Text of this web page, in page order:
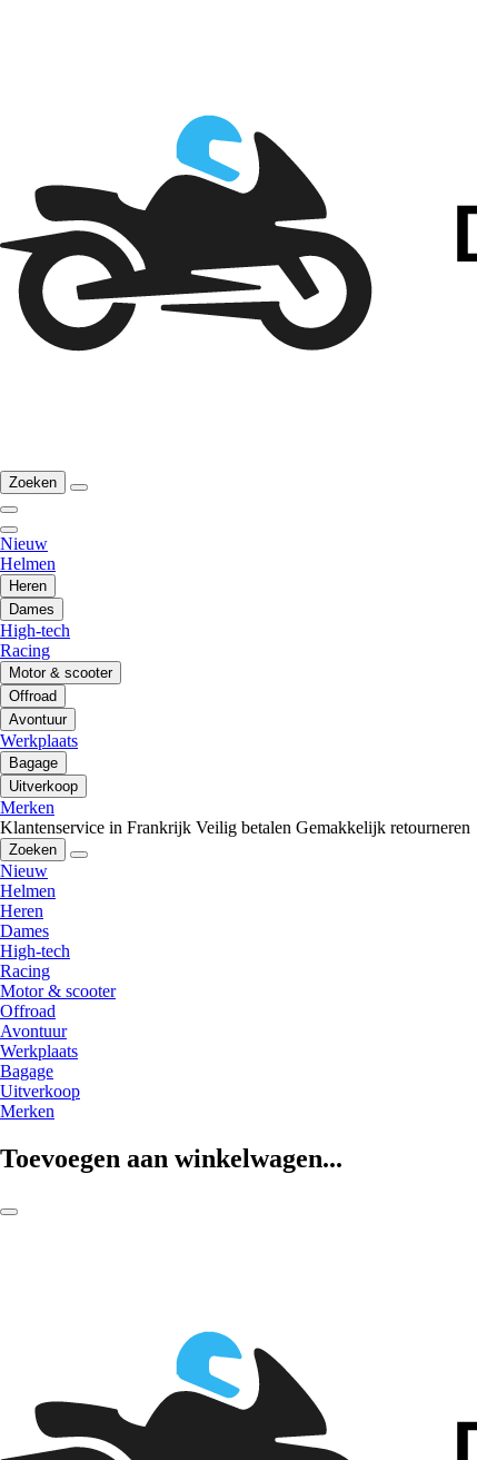
Zoeken
Nieuw
Helmen
Heren
Dames
High-tech
Racing
Motor & scooter
Offroad
Avontuur
Werkplaats
Bagage
Uitverkoop
Merken
Klantenservice in Frankrijk Veilig betalen Gemakkelijk retourneren
Zoeken
Nieuw
Helmen
Heren
Dames
High-tech
Racing
Motor & scooter
Offroad
Avontuur
Werkplaats
Bagage
Uitverkoop
Merken
Toevoegen aan winkelwagen...